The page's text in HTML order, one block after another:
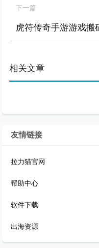
下一篇
虎符传奇手游游戏
相关文章
友情链接
拉力猫官网
帮助中心
软件下载
出海资源